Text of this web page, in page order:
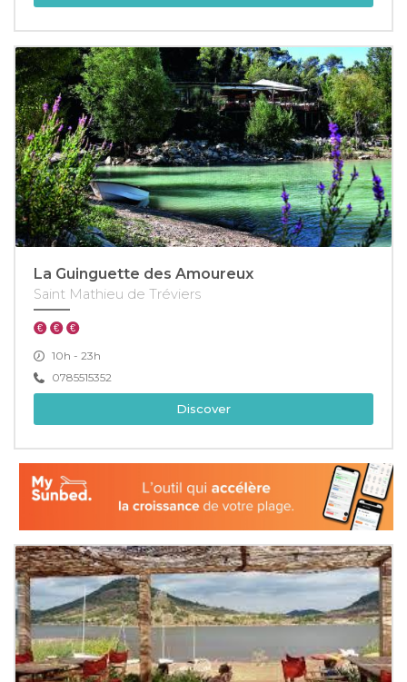
La Guinguette des Amoureux
Saint Mathieu de Tréviers
10h - 23h
0785515352
Discover